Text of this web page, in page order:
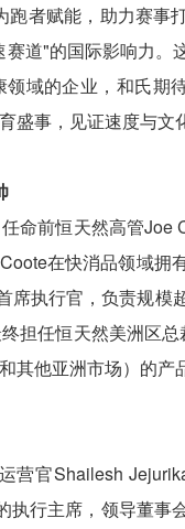
跑者赋能，助力赛
道"的国际影响力
域的企业，和氏期
事，见证速度与文
命前恒天然高管
在快消品领域拥
席执行官，负责规
担任恒天然美洲区
他亚洲市场）的产
营官Shailesh
行主席，领导董